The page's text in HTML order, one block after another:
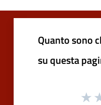
Quanto sono
su questa